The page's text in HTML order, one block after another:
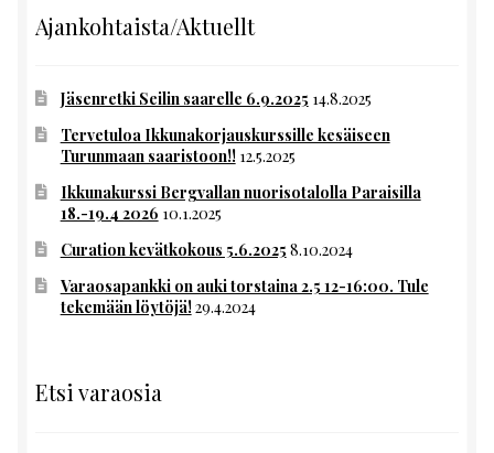
Ajankohtaista/Aktuellt
Jäsenretki Seilin saarelle 6.9.2025 14.8.2025
Tervetuloa Ikkunakorjauskurssille kesäiseen
Turunmaan saaristoon!! 12.5.2025
Ikkunakurssi Bergvallan nuorisotalolla Paraisilla
18.-19.4 2026 10.1.2025
Curation kevätkokous 5.6.2025 8.10.2024
Varaosapankki on auki torstaina 2.5 12-16:00. Tule
tekemään löytöjä!29.4.2024
Etsi varaosia